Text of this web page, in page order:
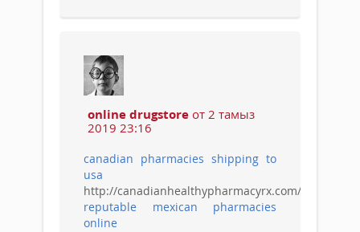
online drugstore от 2 тамыз
2019 23:16
canadian pharmacies shipping to
usa
http://canadianhealthypharmacyrx.com/
reputable mexican pharmacies
online